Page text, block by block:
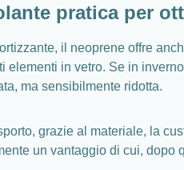
pratica per
il neoprene offre
elementi in vetro. Se in
ma sensibilmente ridotta.
grazie al materiale, la
un vantaggio di cui, dopo